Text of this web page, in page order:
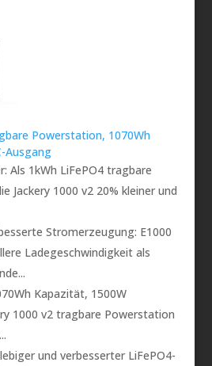
Powerstation, 1070Wh
Ausgang
Als 1kWh LiFePO4 tragbare
Jackery 1000 v2 20% kleiner und
Stromerzeugung: E1000
Ladegeschwindigkeit als
Kapazität, 1500W
1000 v2 tragbare Powerstation
und verbesserter LiFePO4-